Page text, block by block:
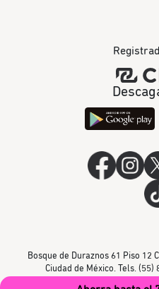
Bosque de Duraznos 61 Piso 12
Ciudad de México. Tels.